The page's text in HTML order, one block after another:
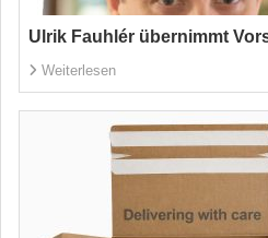
Ulrik Fauhlér übernimmt
Weiterlesen